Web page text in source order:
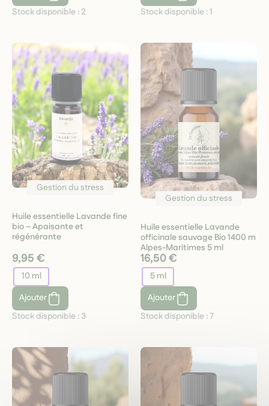
Stock disponible : 2
Stock disponible :1
Gestion du stress
Huile essentielle Lavande fine
bio – Apaisante et
régénérante
9,95 €
10 ml
Ajouter
Stock disponible : 3
Gestion du stress
Huile essentielle Lavande
officinale sauvage Bio 1400 m
Alpes-Maritimes 5 ml
16,50 €
5 ml
Ajouter
Stock disponible :7